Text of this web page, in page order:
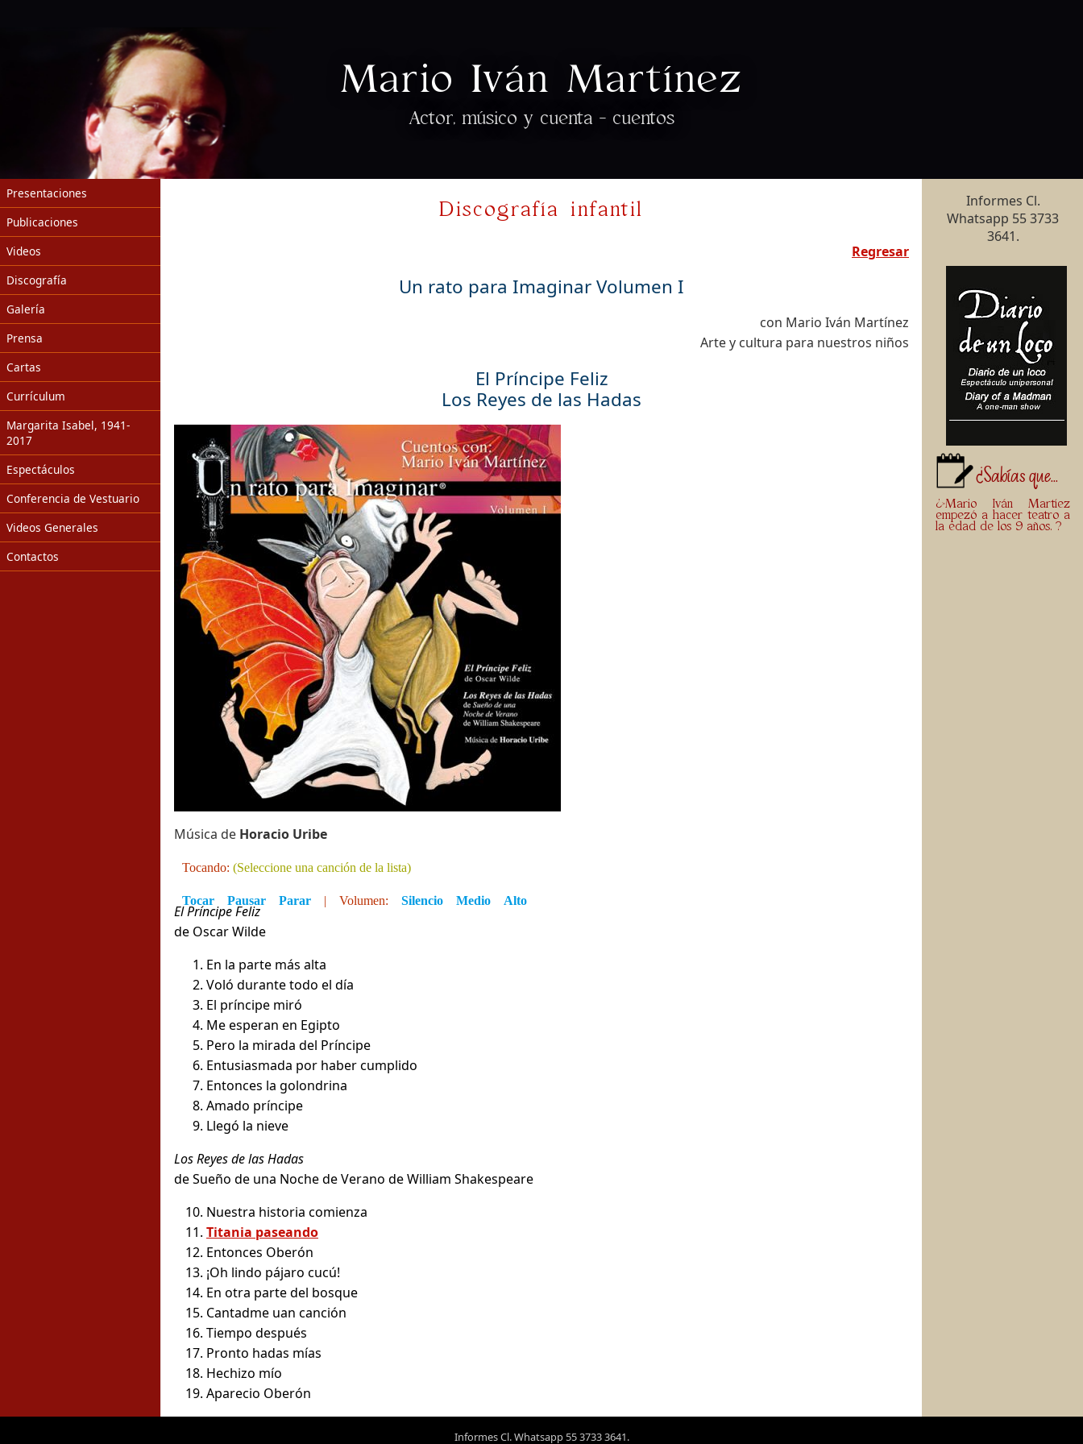
Mario Iván Martínez
Actor, músico y cuenta - cuentos
Presentaciones
Publicaciones
Videos
Discografía
Galería
Prensa
Cartas
Currículum
Margarita Isabel, 1941-
2017
Espectáculos
Conferencia de Vestuario
Videos Generales
Contactos
Discografía infantil
Regresar
Un rato para Imaginar Volumen I
con Mario Iván Martínez
Arte y cultura para nuestros niños
El Príncipe Feliz
Los Reyes de las Hadas
Música de Horacio Uribe
Tocando: (Seleccione una canción de la lista)
Tocar Pausar Parar | Volumen: Silencio Medio Alto
El Príncipe Feliz
de Oscar Wilde
En la parte más alta
Voló durante todo el día
El príncipe miró
Me esperan en Egipto
Pero la mirada del Príncipe
Entusiasmada por haber cumplido
Entonces la golondrina
Amado príncipe
Llegó la nieve
Los Reyes de las Hadas
de Sueño de una Noche de Verano de William Shakespeare
Nuestra historia comienza
Titania paseando
Entonces Oberón
¡Oh lindo pájaro cucú!
En otra parte del bosque
Cantadme uan canción
Tiempo después
Pronto hadas mías
Hechizo mío
Aparecio Oberón
Informes Cl.
Whatsapp 55 3733
3641.
¿Sabías que...
¿>Mario Iván Martíez
empezó a hacer teatro a
la edad de los 9 años. ?
Informes Cl. Whatsapp 55 3733 3641.